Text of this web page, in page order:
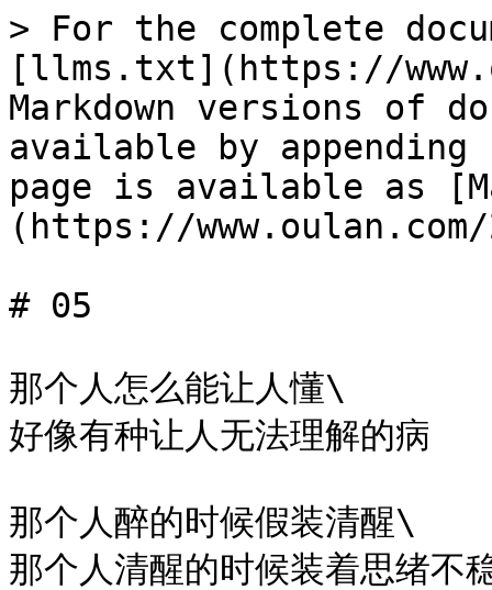
> For the complete
[llms.txt](https://
Markdown versions of
available by
page is available as
(https://
# 05
那个人怎么能让人懂\
好像有种让人无法理解的病
那个人醉的时候假装清醒\
那个人清醒的时候装着思绪不